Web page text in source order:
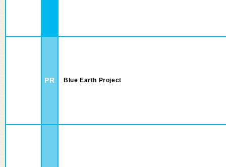
PR Blue Earth Project